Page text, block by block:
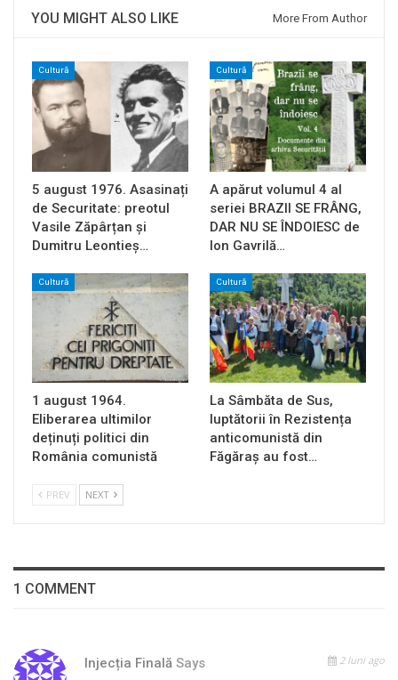
YOU MIGHT ALSO LIKE More From Author
Cultură
5 august 1976. Asasinați
de Securitate: preotul
Vasile Zăpârțan și
Dumitru Leontieș…
Cultură
A apărut volumul 4 al
seriei BRAZII SE FRÂNG,
DAR NU SE ÎNDOIESC de
Ion Gavrilă…
Cultură
1 august 1964.
Eliberarea ultimilor
deținuți politici din
România comunistă
Cultură
La Sâmbăta de Sus,
luptătorii în Rezistența
anticomunistă din
Făgăraș au fost…
PREV NEXT
1 COMMENT
Injecția Finală Says 2 luni ago